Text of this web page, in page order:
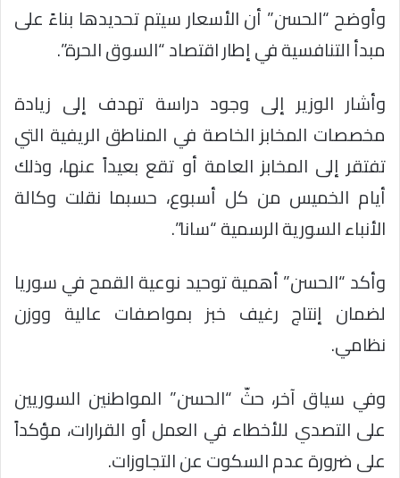
وأوضح “الحسن” أن الأسعار سيتم تحديدها بناءً على
مبدأ التنافسية في إطار اقتصاد “السوق الحرة”.
وأشار الوزير إلى وجود دراسة تهدف إلى زيادة
مخصصات المخابز الخاصة في المناطق الريفية التي
تفتقر إلى المخابز العامة أو تقع بعيداً عنها، وذلك
أيام الخميس من كل أسبوع، حسبما نقلت وكالة
الأنباء السورية الرسمية “سانا”.
وأكد “الحسن” أهمية توحيد نوعية القمح في سوريا
لضمان إنتاج رغيف خبز بمواصفات عالية ووزن
نظامي.
وفي سياق آخر، حثّ “الحسن” المواطنين السوريين
على التصدي للأخطاء في العمل أو القرارات، مؤكداً
على ضرورة عدم السكوت عن التجاوزات.